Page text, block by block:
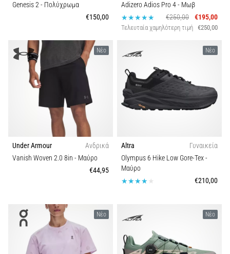
Genesis 2- Πολύχρωμα
€150,00
Adizero Adios Pro 4- Μωβ
€250,00
€195,00
Τελευταία χαμηλότερη τιμή €250,00
Νέο
Under Armour
Ανδρικά
Vanish Woven 2.0 8in - Μαύρο
€44,95
Νέο
Altra
Γυναικεία
Olympus 6 Hike Low Gore-Tex-
Μαύρο
€210,00
Νέο Νέο